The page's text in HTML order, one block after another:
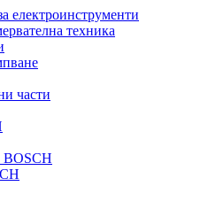
електроинструменти
техника
части
BOSCH